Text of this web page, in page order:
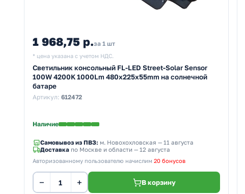
1 968,75 р.за 1 шт
* цена указана с учетом НДС.
Светильник консольный FL-LED Street-Solar Sensor
100W 4200K 1000Lm 480x225x55mm на солнечной
батаре
Артикул: 612472
Наличие
Самовывоз из ПВЗ: м. Новохохловская — 11 августа
Доставка по Москве и области — 12 августа
Авторизованному пользователю начислим 20 бонусов
− + В корзину